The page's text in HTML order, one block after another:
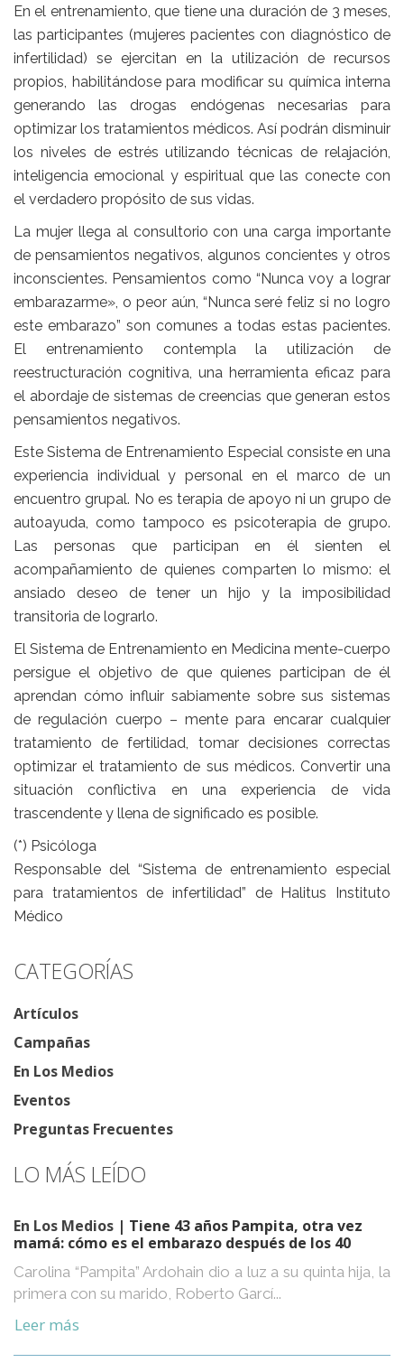
En el entrenamiento, que tiene una duración de 3 meses,
las participantes (mujeres pacientes con diagnóstico de
infertilidad) se ejercitan en la utilización de recursos
propios, habilitándose para modificar su química interna
generando las drogas endógenas necesarias para
optimizar los tratamientos médicos. Así podrán disminuir
los niveles de estrés utilizando técnicas de relajación,
inteligencia emocional y espiritual que las conecte con
el verdadero propósito de sus vidas.
La mujer llega al consultorio con una carga importante
de pensamientos negativos, algunos concientes y otros
inconscientes. Pensamientos como “Nunca voy a lograr
embarazarme», o peor aún, “Nunca seré feliz si no logro
este embarazo” son comunes a todas estas pacientes.
El entrenamiento contempla la utilización de
reestructuración cognitiva, una herramienta eficaz para
el abordaje de sistemas de creencias que generan estos
pensamientos negativos.
Este Sistema de Entrenamiento Especial consiste en una
experiencia individual y personal en el marco de un
encuentro grupal. No es terapia de apoyo ni un grupo de
autoayuda, como tampoco es psicoterapia de grupo.
Las personas que participan en él sienten el
acompañamiento de quienes comparten lo mismo: el
ansiado deseo de tener un hijo y la imposibilidad
transitoria de lograrlo.
El Sistema de Entrenamiento en Medicina mente-cuerpo
persigue el objetivo de que quienes participan de él
aprendan cómo influir sabiamente sobre sus sistemas
de regulación cuerpo – mente para encarar cualquier
tratamiento de fertilidad, tomar decisiones correctas
optimizar el tratamiento de sus médicos. Convertir una
situación conflictiva en una experiencia de vida
trascendente y llena de significado es posible.
(*) Psicóloga
Responsable del “Sistema de entrenamiento especial
para tratamientos de infertilidad” de Halitus Instituto
Médico
CATEGORÍAS
Artículos
Campañas
En Los Medios
Eventos
Preguntas Frecuentes
LO MÁS LEÍDO
En Los Medios | Tiene 43 años Pampita, otra vez
mamá: cómo es el embarazo después de los 40
Carolina “Pampita” Ardohain dio a luz a su quinta hija, la
primera con su marido, Roberto Garcí...
Leer más